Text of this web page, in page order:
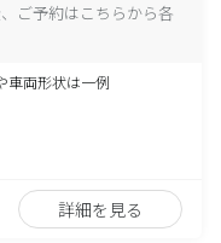
ご予約はこちらから各
車両形状は一例
詳細を見る